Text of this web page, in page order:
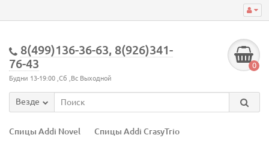
8(499)136-36-63, 8(926)341-
76-43
Будни 13-19:00 ,Сб ,Вс Выходной
0
Везде
Спицы Addi Novel
Спицы Addi CrasyTrio